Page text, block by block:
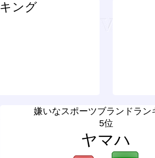
ング
嫌いなスポーツブランドラン
5位
ヤマハ